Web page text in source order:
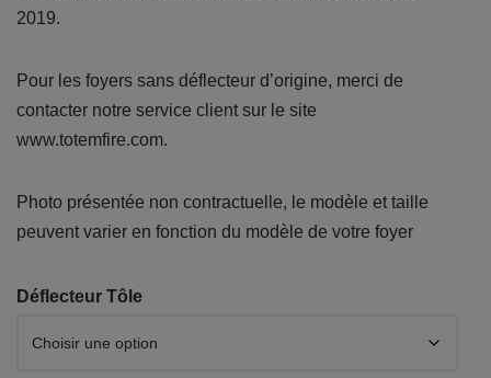
2019.
Pour les foyers sans déflecteur d’origine, merci de
contacter notre service client sur le site
www.totemfire.com.
Photo présentée non contractuelle, le modèle et taille
peuvent varier en fonction du modèle de votre foyer
Déflecteur Tôle